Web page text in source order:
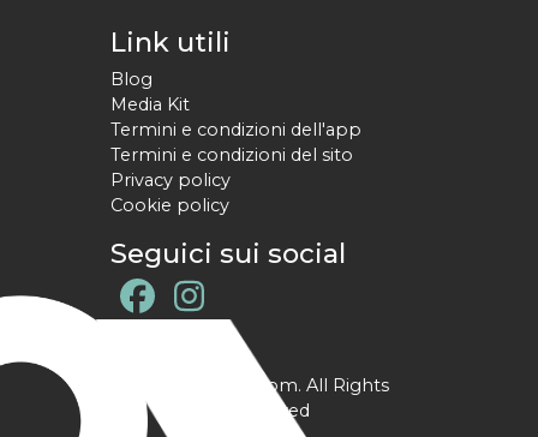
Link utili
Blog
Media Kit
Termini e condizioni dell'app
Termini e condizioni del sito
Privacy policy
Cookie policy
Seguici sui social
@ YPtrainer.com. All Rights
Reserved